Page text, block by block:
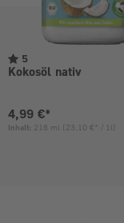
5
Kokosöl nativ
Aktueller Preis:
4,99 €*
Inhalt: 216 ml (23,10 €* / 1l)